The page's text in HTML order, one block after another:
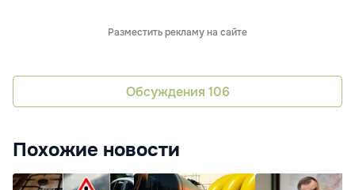
Разместить рекламу на сайте
Обсуждения 106
Похожие новости